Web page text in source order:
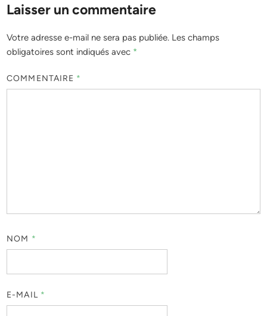
Laisser un commentaire
Votre adresse e-mail ne sera pas publiée. Les champs
obligatoires sont indiqués avec *
COMMENTAIRE *
NOM *
E-MAIL *